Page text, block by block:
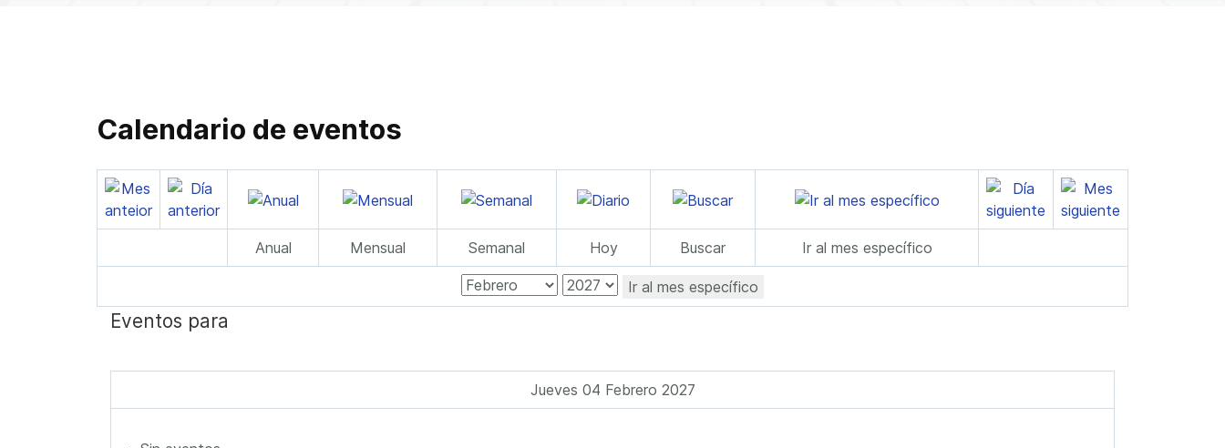
Calendario de eventos
Anual Mensual Semanal Hoy Buscar Ir al mes específico
Ir al mes específico
Eventos para
Jueves 04 Febrero 2027